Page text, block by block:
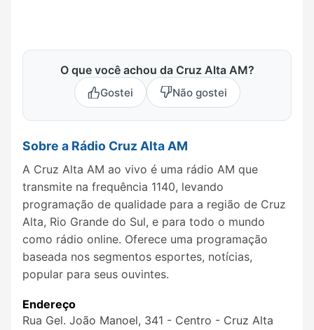
O que você achou da Cruz Alta AM?
Gostei Não gostei
Sobre a Rádio Cruz Alta AM
A Cruz Alta AM ao vivo é uma rádio AM que
transmite na frequência 1140, levando
programação de qualidade para a região de Cruz
Alta, Rio Grande do Sul, e para todo o mundo
como rádio online. Oferece uma programação
baseada nos segmentos esportes, notícias,
popular para seus ouvintes.
Endereço
Rua Gel. João Manoel, 341 - Centro - Cruz Alta